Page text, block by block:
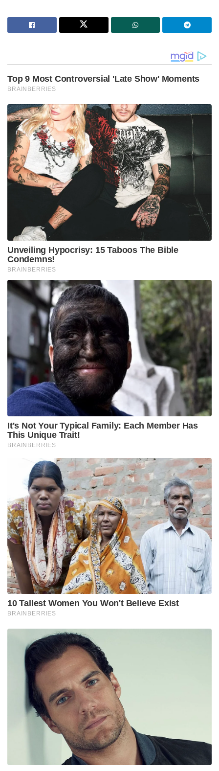
പ്രധാൻ!
ഉത്തർപ്രദേശ് സ്വദേശിയാണ് പ്രതി ദീപക് കത്തിയാർ.
കഴിഞ്ഞ ഏപ്രിലിൽ ആയിരുന്നു ദീപക്
വിവാഹിതനായിരുന്നത്. ദീപക്കിന്റെ വിവാഹ വിവരം
അറിഞ്ഞിട്ടും ബന്ധത്തിൽ നിന്നും പിന്മാറാൻ മായ
തയ്യാറാകാതിരുന്നതോടെ വീട്ടിലേക്ക് വിളിച്ചുവരുത്തി
കൊലപ്പെടുത്തുകയായിരുന്നു. കൊലപാതകത്തിന്
മുൻപ് ഇരുവരും തമ്മിൽ ശാരീരിക ബന്ധം
പുലർത്തിയിരുന്നതായി പോലീസ് കണ്ടെത്തിയിരുന്നു.
തുടർന്ന് മായയെ ദീപക് കഴുത്ത് ഞെരിച്ചു
കൊലപ്പെടുത്തുകയായിരുന്നു. മൃതദേഹം
നാലുമണിക്കൂർ വീട്ടിൽ സൂക്ഷിച്ചശേഷമാണ് ദീപക്
ആശുപത്രിയിൽ എത്തിച്ചിരുന്നത്.
bhopal madhyapradesh